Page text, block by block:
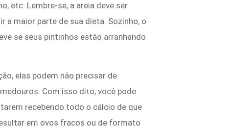
etc. Lembre-se, a areia deve ser
a maior parte de sua dieta. Sozinho, o
se seus pintinhos estão arranhando
elas podem não precisar de
Com isso dito, você pode
recebendo todo o cálcio de que
em ovos fracos ou de formato